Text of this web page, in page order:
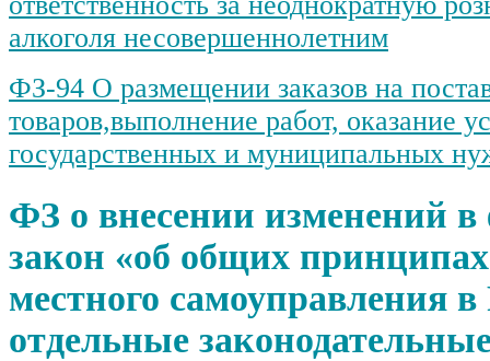
алкоголя несовершеннолетним
ФЗ-94 О размещении заказов на
товаров,выполнение работ, оказание
государственных и муниципальных
ФЗ о внесении изменений
закон «об общих
местного самоуправления
отдельные